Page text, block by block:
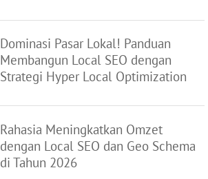
Dominasi Pasar Lokal! Panduan
Membangun Local SEO dengan
Strategi Hyper Local Optimization
Rahasia Meningkatkan Omzet
dengan Local SEO dan Geo Schema
di Tahun 2026